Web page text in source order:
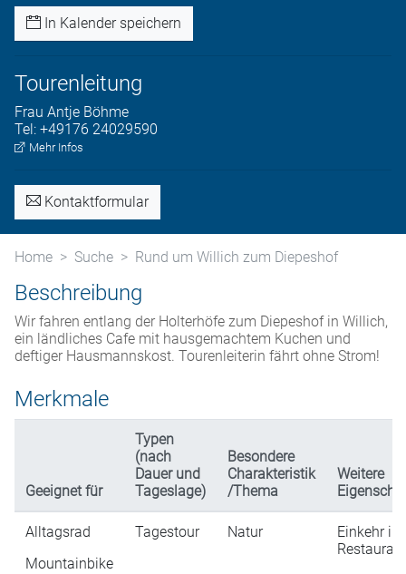
In Kalender speichern
Tourenleitung
Frau Antje Böhme
Tel: +49176 24029590
Mehr Infos
Kontaktformular
Home Suche Rund um Willich zum Diepeshof
Beschreibung
Wir fahren entlang der Holterhöfe zum Diepeshof in Willich,
ein ländliches Cafe mit hausgemachtem Kuchen und
deftiger Hausmannskost. Tourenleiterin fährt ohne Strom!
Merkmale
Geeignet für
Typen
(nach
Dauer und
Tageslage)
Besondere
Charakteristik
/Thema
Weitere
Alltagsrad
Mountainbike
Tagestour Natur
Einkehr in